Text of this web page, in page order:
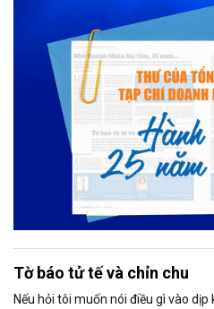
Tờ báo tử tế và chỉn chu
Nếu hỏi tôi muốn nói điều gì vào